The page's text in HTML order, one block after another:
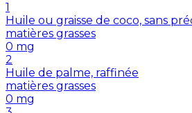
1
Huile ou graisse de coco, sans
matières grasses
0 mg
2
Huile de palme, raffinée
matières grasses
0 mg